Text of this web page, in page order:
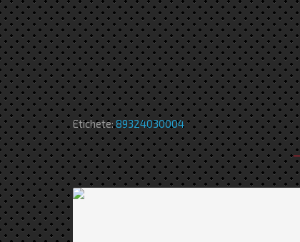
Etichete:89324030004